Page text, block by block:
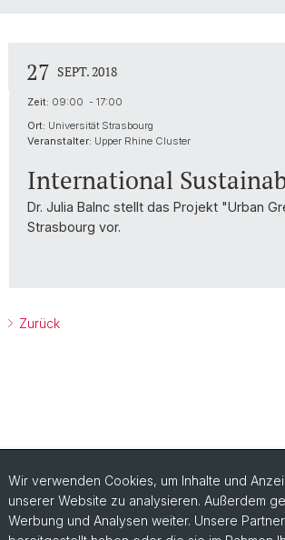
27 SEPT. 2018
Zeit: 09:00 - 17:00
Ort: Universität Strasbourg
Veranstalter: Upper Rhine Cluster
International
Dr. Julia Balnc stellt das Projekt "Urban
Strasbourg vor.
Zurück
Wir verwenden Cookies, um Inhalte und
unserer Website zu analysieren. Außerdem
Werbung und Analysen weiter. Unsere